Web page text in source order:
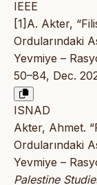
IEEE
[1]A. Akter,
Ordularındaki
Yevmiye –
50–84, Dec.
ISNAD
Akter, Ahmet.
Ordularındaki
Yevmiye –
Palestine